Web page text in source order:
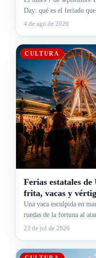
Day: qué es el feriado
rutas y aeropuertos y
4 de ago de 2026
CULTURA
Ferias estatales
frita, vacas y
Una vaca esculpida en
ruedas de la fortuna al
americana y por qué
23 de jul de 2026